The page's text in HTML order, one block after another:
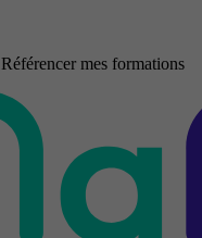
Référencer mes formations